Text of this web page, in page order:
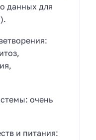
данных для
очень
и питания: